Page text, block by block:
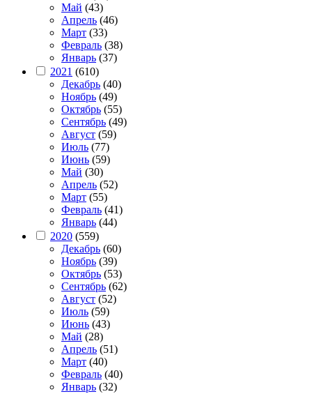
Май (43)
Апрель (46)
Март (33)
Февраль (38)
Январь (37)
2021 (610)
Декабрь (40)
Ноябрь (49)
Октябрь (55)
Сентябрь (49)
Август (59)
Июль (77)
Июнь (59)
Май (30)
Апрель (52)
Март (55)
Февраль (41)
Январь (44)
2020 (559)
Декабрь (60)
Ноябрь (39)
Октябрь (53)
Сентябрь (62)
Август (52)
Июль (59)
Июнь (43)
Май (28)
Апрель (51)
Март (40)
Февраль (40)
Январь (32)